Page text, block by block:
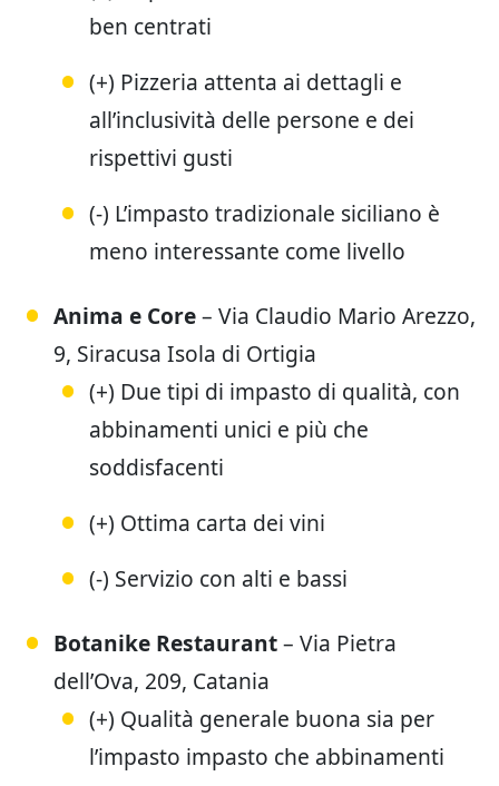
ben centrati
(+) Pizzeria attenta ai dettagli e
all’inclusività delle persone e dei
rispettivi gusti
(-) L’impasto tradizionale siciliano è
meno interessante come livello
Anima e Core– Via Claudio Mario Arezzo,
9, Siracusa Isola di Ortigia
(+) Due tipi di impasto di qualità, con
abbinamenti unici e più che
soddisfacenti
(+) Ottima carta dei vini
(-) Servizio con alti e bassi
Botanike Restaurant– Via Pietra
dell’Ova, 209, Catania
(+) Qualità generale buona sia per
l’impasto impasto che abbinamenti